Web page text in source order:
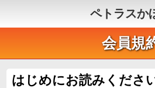
ペトラスか
会員規
はじめにお読みくださ